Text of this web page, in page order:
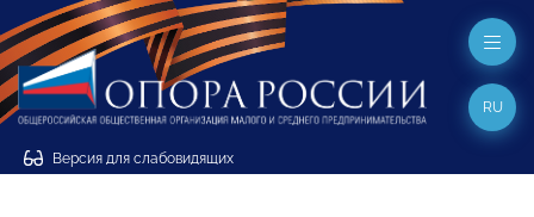
Версия для слабовидящих
RU